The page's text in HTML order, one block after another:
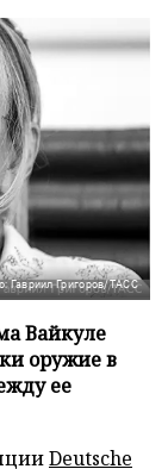
Гавриил Григоров/ТАСС
Вайкуле
оружие в
ее
Deutsche